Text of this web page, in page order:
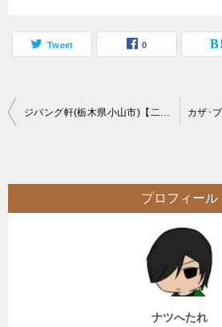
Tweet 0
投
ビ
ゲ
ジパング軒(栃木県小山市)【二郎系】インパクト抜群なデカ盛りラーメンをマシマシ
プロフィール
ナツへたれ